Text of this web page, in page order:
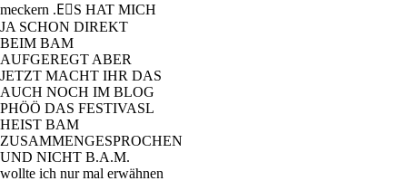
meckern .EٍS HAT MICH
JA SCHON DIREKT
BEIM BAM
AUFGEREGT ABER
JETZT MACHT IHR DAS
AUCH NOCH IM BLOG
PHÖÖ DAS FESTIVASL
HEIST BAM
ZUSAMMENGESPROCHEN
UND NICHT B.A.M.
wollte ich nur mal erwähnen